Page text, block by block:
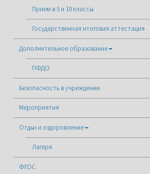
Прием в 5 и 10 классы
Государственная итоговая аттестация
Дополнительное образование
ПФДО
Безопасность в учреждении
Мероприятия
Отдых и оздоровление
Лагеря
ФГОС